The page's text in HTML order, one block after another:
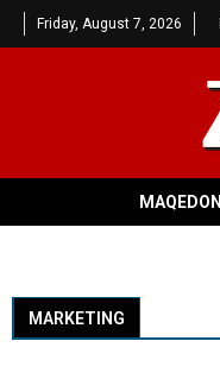
Friday, August 7, 2026
MAQEDONI
MARKETING